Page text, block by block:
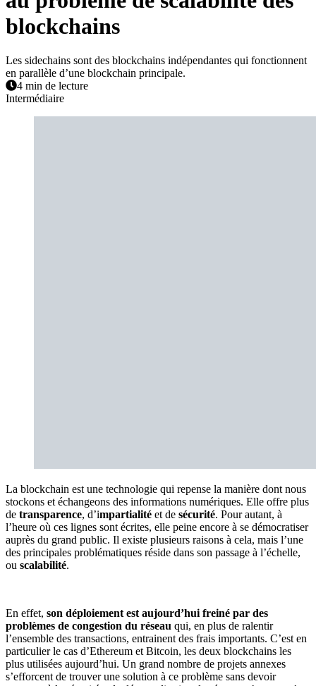
blockchains
Les sidechains sont des blockchains indépendantes qui fonctionnent
en parallèle d’une blockchain principale.
4 min de lecture
Intermédiaire
La blockchain est une technologie qui repense la manière dont nous
stockons et échangeons des informations numériques. Elle offre plus
de transparence, d’impartialité et de sécurité. Pour autant, à
l’heure où ces lignes sont écrites, elle peine encore à se démocratiser
auprès du grand public. Il existe plusieurs raisons à cela, mais l’une
des principales problématiques réside dans son passage à l’échelle,
ou scalabilité.
En effet, son déploiement est aujourd’hui freiné par des
problèmes de congestion du réseau qui, en plus de ralentir
l’ensemble des transactions, entrainent des frais importants. C’est en
particulier le cas d’Ethereum et Bitcoin, les deux blockchains les
plus utilisées aujourd’hui. Un grand nombre de projets annexes
s’efforcent de trouver une solution à ce problème sans devoir